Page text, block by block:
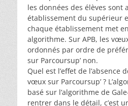
les données des élèves sont
établissement du supérieur
chaque établissement met
algorithme. Sur APB, les
ordonnés par ordre de
sur Parcoursup’ non.
Quel est l’effet de l’absence
vœux sur Parcoursup’ ?
basé sur l’algorithme de
rentrer dans le détail, c’est